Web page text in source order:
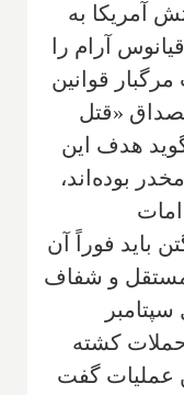
آمریکا به
آرام را
قوانین
«قتل
هدف این
بوده‌اند،
باید فوراً آن
مستقل و شفاف
سپتامبر
در این حملات کشته
عملیات گفت